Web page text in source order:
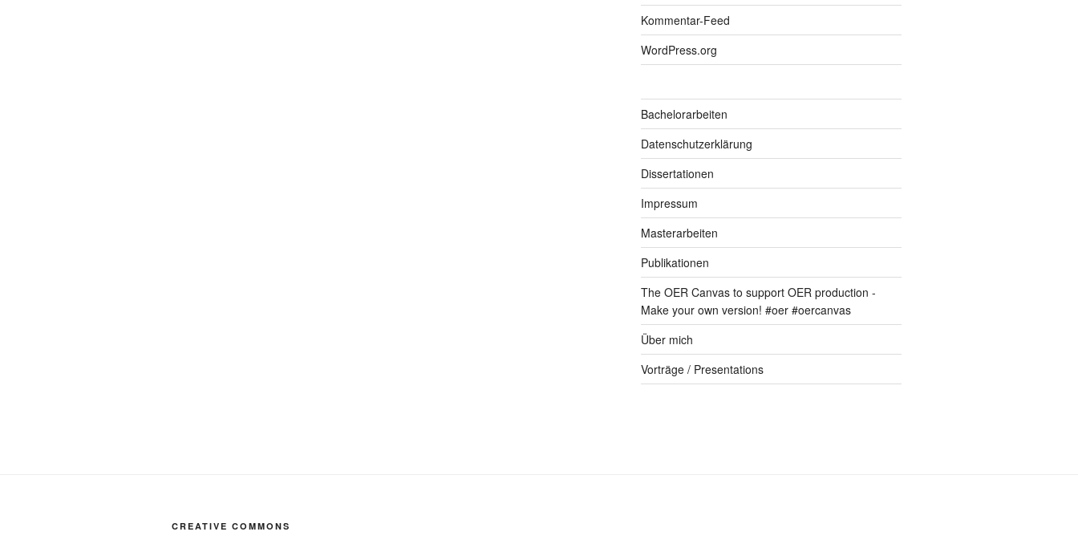
Kommentar-Feed
WordPress.org
Bachelorarbeiten
Datenschutzerklärung
Dissertationen
Impressum
Masterarbeiten
Publikationen
The OER Canvas to support OER production -
Make your own version! #oer #oercanvas
Über mich
Vorträge / Presentations
CREATIVE COMMONS